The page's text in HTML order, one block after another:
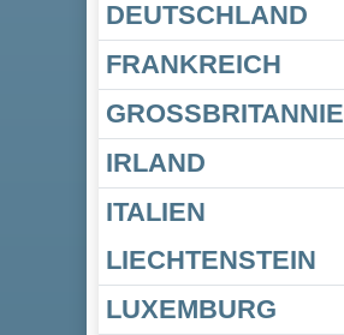
DEUTSCHLAND
FRANKREICH
GROSSBRITANNIEN
IRLAND
ITALIEN
LIECHTENSTEIN
LUXEMBURG